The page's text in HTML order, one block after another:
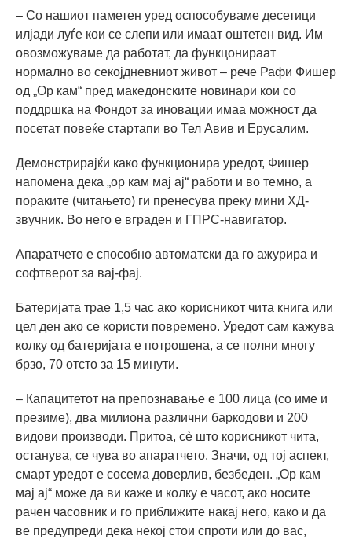
– Со нашиот паметен уред оспособуваме десетици
илјади луѓе кои се слепи или имаат оштетен вид. Им
овозможуваме да работат, да функцонираат
нормално во секојдневниот живот – рече Рафи Фишер
од „Ор кам“ пред македонските новинари кои со
поддршка на Фондот за иновации имаа можност да
посетат повеќе стартапи во Тел Авив и Ерусалим.
Демонстрирајќи како функционира уредот, Фишер
напомена дека „ор кам мај ај“ работи и во темно, а
пораките (читањето) ги пренесува преку мини ХД-
звучник. Во него е вграден и ГПРС-навигатор.
Апаратчето е способно автоматски да го ажурира и
софтверот за вај-фај.
Батеријата трае 1,5 час ако корисникот чита книга или
цел ден ако се користи повремено. Уредот сам кажува
колку од батеријата е потрошена, а се полни многу
брзо, 70 отсто за 15 минути.
– Капацитетот на препознавање е 100 лица (со име и
презиме), два милиона различни баркодови и 200
видови производи. Притоа, сè што корисникот чита,
останува, се чува во апаратчето. Значи, од тој аспект,
смарт уредот е сосема доверлив, безбеден. „Ор кам
мај ај“ може да ви каже и колку е часот, ако носите
рачен часовник и го приближите накај него, како и да
ве предупреди дека некој стои спроти или до вас,